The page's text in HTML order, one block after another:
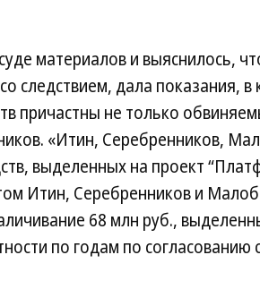
материалов и выяснилось,
следствием, дала показания,
причастны не только
«Итин, Серебренников,
выделенных на проект
Итин, Серебренников и
68 млн руб.,
по годам по